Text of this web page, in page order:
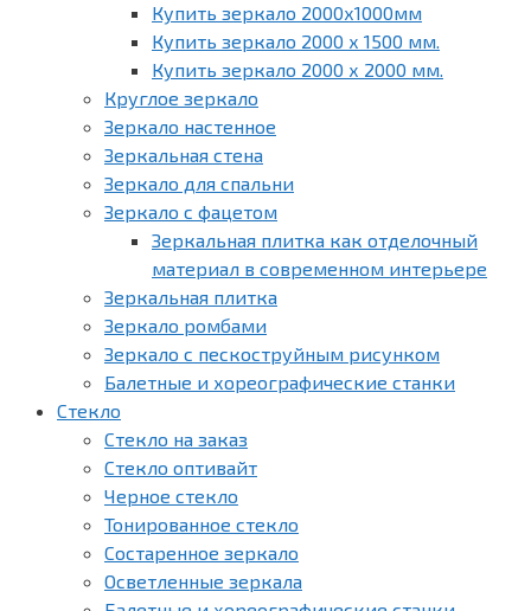
Купить зеркало 2000х1000мм
Купить зеркало 2000 х 1500 мм.
Купить зеркало 2000 х 2000 мм.
Круглое зеркало
Зеркало настенное
Зеркальная стена
Зеркало для спальни
Зеркало с фацетом
Зеркальная плитка как отделочный
материал в современном интерьере
Зеркальная плитка
Зеркало ромбами
Зеркало с пескоструйным рисунком
Балетные и хореографические станки
Стекло
Стекло на заказ
Стекло оптивайт
Черное стекло
Тонированное стекло
Состаренное зеркало
Осветленные зеркала